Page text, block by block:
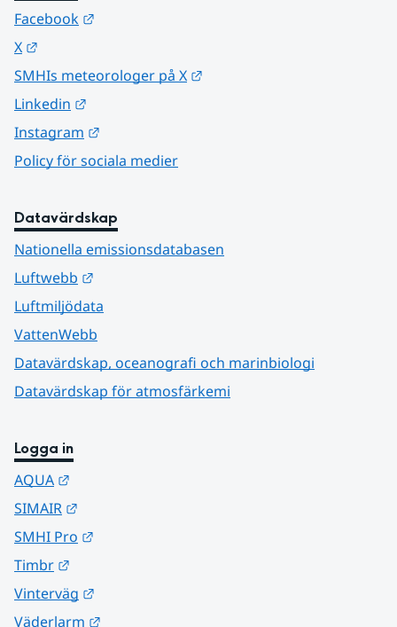
Facebook
X
SMHIs meteorologer på X
Linkedin
Instagram
Policy för sociala medier
Datavärdskap
Nationella emissionsdatabasen
Luftwebb
Luftmiljödata
VattenWebb
Datavärdskap, oceanografi och marinbiologi
Datavärdskap för atmosfärkemi
Logga in
AQUA
SIMAIR
SMHI Pro
Timbr
Vinterväg
Väderlarm